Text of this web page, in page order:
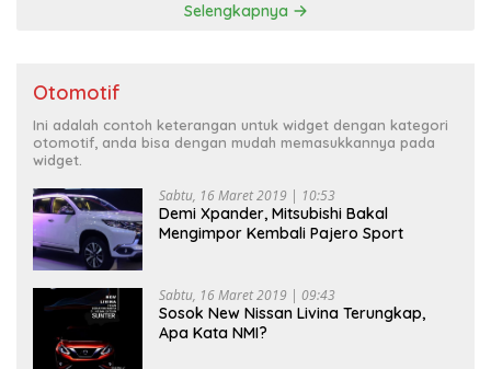
Selengkapnya
Otomotif
Ini adalah contoh keterangan untuk widget dengan kategori
otomotif, anda bisa dengan mudah memasukkannya pada
widget.
Sabtu, 16 Maret 2019 | 10:53
Demi Xpander, Mitsubishi Bakal
Mengimpor Kembali Pajero Sport
Sabtu, 16 Maret 2019 | 09:43
Sosok New Nissan Livina Terungkap,
Apa Kata NMI?